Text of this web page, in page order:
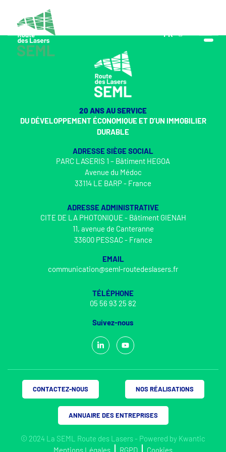
FR
EN
20 ANS AU SERVICE
DU DÉVELOPPEMENT ÉCONOMIQUE ET D’UN IMMOBILIER
DURABLE
ADRESSE SIÈGE SOCIAL
PARC LASERIS 1 – Bâtiment HEGOA
Avenue du Médoc
33114 LE BARP - France
ADRESSE ADMINISTRATIVE
CITE DE LA PHOTONIQUE - Bâtiment GIENAH
11, avenue de Canteranne
33600 PESSAC - France
EMAIL
communication@seml-routedeslasers.fr
TÉLÉPHONE
05 56 93 25 82
Suivez-nous
© 2024 La SEML Route des Lasers - Powered by Kwantic
Mentions Légales
RGPD Cookies
CONTACTEZ-NOUS NOS RÉALISATIONS
ANNUAIRE DES ENTREPRISES